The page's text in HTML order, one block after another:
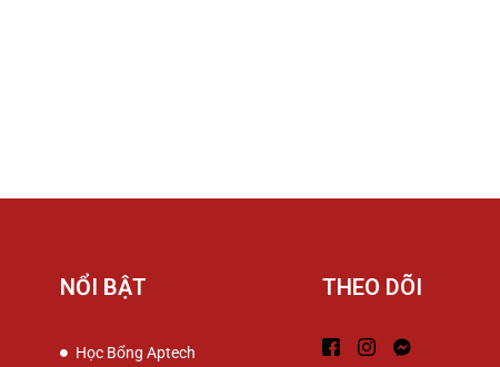
NỔI BẬT
Học Bổng Aptech
THEO DÕI